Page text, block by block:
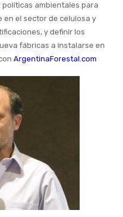
ambientales para
el sector de celulosa y
y definir los
fábricas a instalarse en
ArgentinaForestal.com